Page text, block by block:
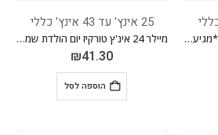
מיילר צדפה ים ורוד 21 אינ"ץ *מגיע בסיטונאות חבילה של 5 יח'*
25 אינץ' עד 43 אינץ' כללי
מיילר 24 אינ'ץ טורקיז יום הולדת שמח+מדבקה *מגיע בסיטונאות חבילה של 5 יח'*
₪41.30
הוספה לסל